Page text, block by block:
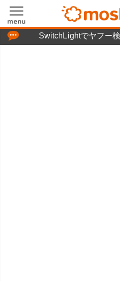
SwitchLightでヤフー検
「つぶやき」の使い方